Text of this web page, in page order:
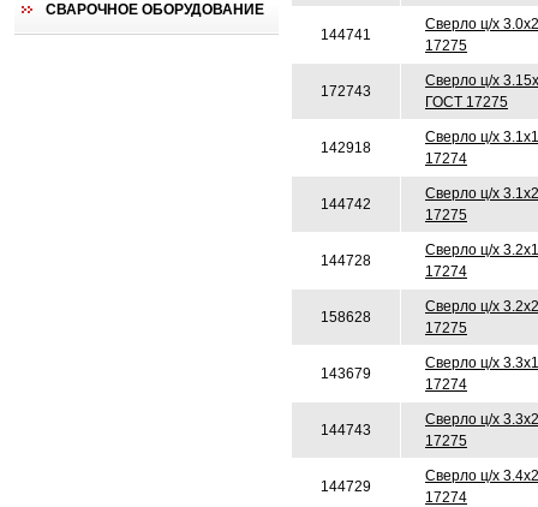
СВАРОЧНОЕ ОБОРУДОВАНИЕ
144741
Сверло ц/х
17275
172743
Сверло ц/х
ГОСТ 17275
142918
Сверло ц/х
17274
144742
Сверло ц/х
17275
144728
Сверло ц/х
17274
158628
Сверло ц/х
17275
143679
Сверло ц/х
17274
144743
Сверло ц/х
17275
144729
Сверло ц/х
17274